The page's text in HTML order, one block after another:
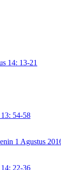
14: 13-21
54-58
1 Agustus
22-36